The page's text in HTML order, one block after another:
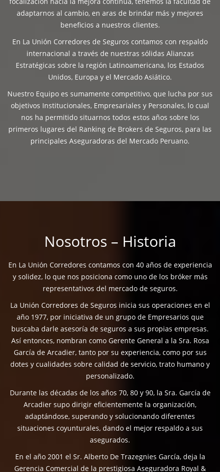
adaptarnos al cambio, en aras de brindar más y mejores
beneficios a nuestros clientes.
En La Unión Corredores de Seguros contamos con respaldo
internacional a través de nuestras sólidas Alianzas
Estratégicas sobre la región Latinoamericana, los Estados
Unidos, Europa y el Mercado Asiático.
Nuestro Equipo es sumamente competitivo, que lucha por sus
objetivos Institucionales, Empresariales y Personales, lo cual
nos ha permitido situarnos todos estos años sobre los
primeros lugares del Ranking de Brokers de Seguros, para las
principales Aseguradoras del Mercado Peruano.
Nosotros – Historia
En La Unión Corredores contamos con 40 años de experiencia
y solidez, lo que nos posiciona como uno de los bróker más
representativos del mercado de seguros.
La Unión Corredores de Seguros inicia sus operaciones en el
año 1977, por iniciativa de un grupo de Empresarios que
buscaba darle asesoría de seguros a sus propias empresas.
Así entonces, nombran como Gerente General a la Sra. Rosa
García de Arcadier, tanto por su experiencia, como por sus
dotes y cualidades sobre calidad de servicio, trato humano y
personalizado.
Durante las décadas de los años 70, 80 y 90, la Sra. García de
Arcadier supo dirigir eficientemente la organización,
adaptándose, superando y solucionando diferentes
situaciones coyunturales, dando el mejor respaldo a sus
asegurados.
En el año 2001 el Sr. Alberto De Trazegnies García, deja la
Gerencia Comercial de la prestigiosa Aseguradora Royal &